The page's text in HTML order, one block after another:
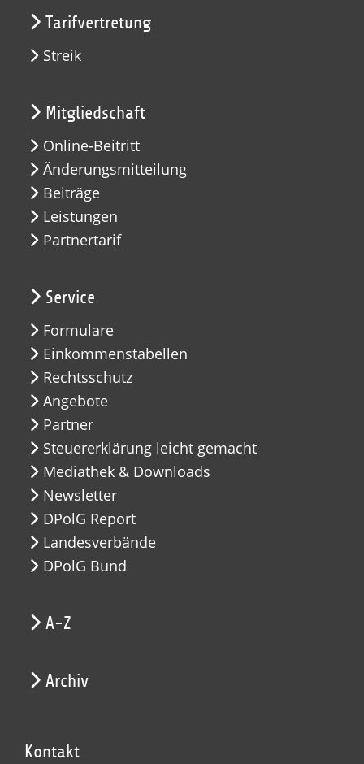
Tarifvertretung
Streik
Mitgliedschaft
Online-Beitritt
Änderungsmitteilung
Beiträge
Leistungen
Partnertarif
Service
Formulare
Einkommenstabellen
Rechtsschutz
Angebote
Partner
Steuererklärung leicht gemacht
Mediathek & Downloads
Newsletter
DPolG Report
Landesverbände
DPolG Bund
A-Z
Archiv
Kontakt